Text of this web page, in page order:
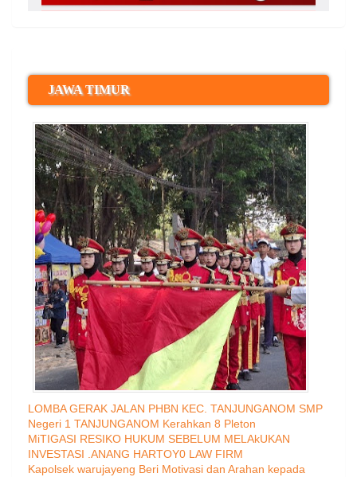
JAWA TIMUR
LOMBA GERAK JALAN PHBN KEC. TANJUNGANOM SMP
Negeri 1 TANJUNGANOM Kerahkan 8 Pleton
MiTIGASI RESIKO HUKUM SEBELUM MELAkUKAN
INVESTASI .ANANG HARTOY0 LAW FIRM
Kapolsek warujayeng Beri Motivasi dan Arahan kepada